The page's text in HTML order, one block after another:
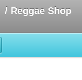
/ Reggae Shop